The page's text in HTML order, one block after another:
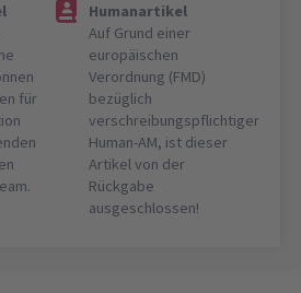
für
Humanartikel
Auf Grund einer
europäischen
Verordnung (FMD)
bezüglich
verschreibungspflichtiger
Human-AM, ist dieser
Artikel von der
Rückgabe
ausgeschlossen!